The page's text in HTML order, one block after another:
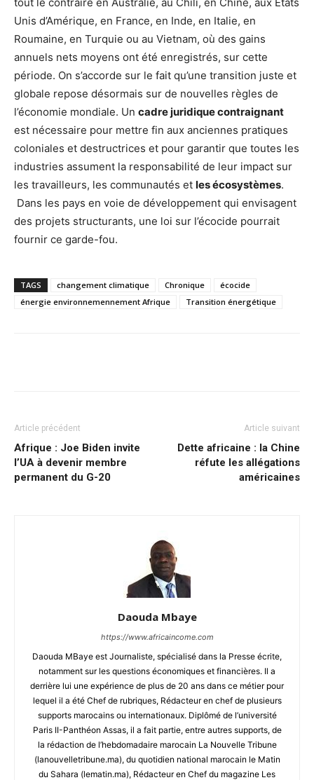
Unis d’Amérique, en France, en Inde, en Italie, en
Roumaine, en Turquie ou au Vietnam, où des gains
annuels nets moyens ont été enregistrés, sur cette
période. On s’accorde sur le fait qu’une transition juste et
globale repose désormais sur de nouvelles règles de
l’économie mondiale. Un cadre juridique contraignant
est nécessaire pour mettre fin aux anciennes pratiques
coloniales et destructrices et pour garantir que toutes les
industries assument la responsabilité de leur impact sur
les travailleurs, les communautés et les écosystèmes.
Dans les pays en voie de développement qui envisagent
des projets structurants, une loi sur l’écocide pourrait
fournir ce garde-fou.
TAGS changement climatique Chronique
écocide
énergie environnemennement Afrique
Transition énergétique
Article précédent
Afrique : Joe Biden invite
l’UA à devenir membre
permanent du G-20
Article suivant
Dette africaine : la Chine
réfute les allégations
américaines
Daouda Mbaye
https://www.africaincome.com
Daouda MBaye est Journaliste, spécialisé dans la Presse écrite,
notamment sur les questions économiques et financières. Il a
derrière lui une expérience de plus de 20 ans dans ce métier pour
lequel il a été Chef de rubriques, Rédacteur en chef de plusieurs
supports marocains ou internationaux. Diplômé de l’université
Paris II-Panthéon Assas, il a fait partie, entre autres supports, de
la rédaction de l’hebdomadaire marocain La Nouvelle Tribune
(lanouvelletribune.ma), du quotidien national marocain le Matin
du Sahara (lematin.ma), Rédacteur en Chef du magazine Les